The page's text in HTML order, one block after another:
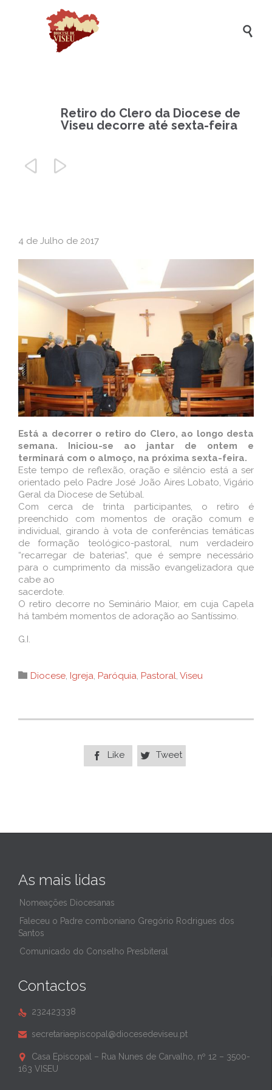

Retiro do Clero da Diocese de
Viseu decorre até sexta-feira
 
4 de Julho de 2017
Está a decorrer o retiro do Clero, ao longo desta
semana. Iniciou-se ao jantar de ontem e
terminará com o almoço, na próxima sexta-feira.
Este tempo de reflexão, oração e silêncio está a ser
orientado pelo Padre José João Aires Lobato, Vigário
Geral da Diocese de Setúbal.
Com cerca de trinta participantes, o retiro é
preenchido com momentos de oração comum e
individual, girando à vota de conferências temáticas
de formação teológico-pastoral, num verdadeiro
“recarregar de baterias”, que é sempre necessário
para o cumprimento da missão evangelizadora que
cabe ao
sacerdote.
O retiro decorre no Seminário Maior, em cuja Capela
há também momentos de adoração ao Santíssimo.
G.I.
 Category
Diocese, Igreja, Paróquia, Pastoral, Viseu
 Like  Tweet
As mais lidas
Nomeações Diocesanas
Faleceu o Padre comboniano Gregório Rodrigues dos
Santos
Comunicado do Conselho Presbiteral
Contactos
 232423338
 secretariaepiscopal@diocesedeviseu.pt

Casa Episcopal – Rua Nunes de Carvalho, nº 12 – 3500-
163 VISEU